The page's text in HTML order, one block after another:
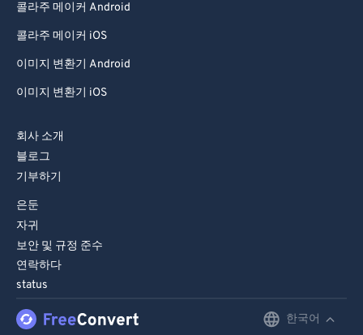
콜라주 메이커 Android
콜라주 메이커 iOS
이미지 변환기 Android
이미지 변환기 iOS
회사 소개
블로그
기부하기
은둔
자귀
보안 및 규정 준수
연락하다
status
한국어